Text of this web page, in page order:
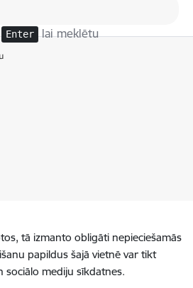
Enter lai meklētu
tā izmanto obligāti nepieciešamās
papildus šajā vietnē var tikt
sociālo mediju sīkdatnes.